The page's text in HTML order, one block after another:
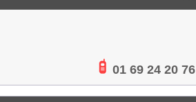
01 69 24 20 76